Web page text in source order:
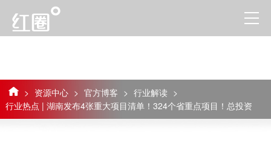
> 资源中心 > 官方博客 > 行业解读 >
行业热点 | 湖南发布4张重大项目清单！324个省重点项目！总投资
2.1万亿！